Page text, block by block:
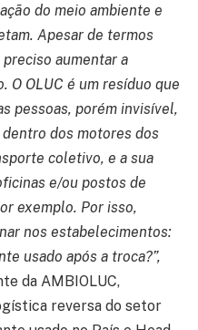
do meio ambiente e
Apesar de termos
aumentar a
O OLUC é um resíduo que
pessoas, porém invisível,
dentro dos motores dos
coletivo, e a sua
e/ou postos de
exemplo. Por isso,
nos estabelecimentos:
usado após a troca?”,
da AMBIOLUC,
reversa do setor